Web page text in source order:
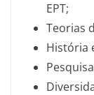
EPT;
Teorias
História